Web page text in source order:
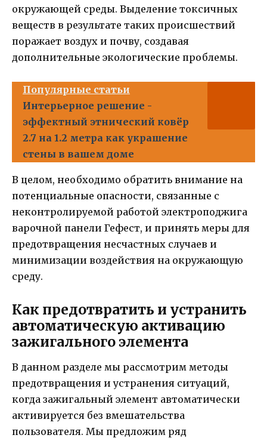
окружающей среды. Выделение токсичных
веществ в результате таких происшествий
поражает воздух и почву, создавая
дополнительные экологические проблемы.
Популярные статьи
Интерьерное решение -
эффектный этнический ковёр
2.7 на 1.2 метра как украшение
стены в вашем доме
В целом, необходимо обратить внимание на
потенциальные опасности, связанные с
неконтролируемой работой электроподжига
варочной панели Гефест, и принять меры для
предотвращения несчастных случаев и
минимизации воздействия на окружающую
среду.
Как предотвратить и устранить
автоматическую активацию
зажигального элемента
В данном разделе мы рассмотрим методы
предотвращения и устранения ситуаций,
когда зажигальный элемент автоматически
активируется без вмешательства
пользователя. Мы предложим ряд